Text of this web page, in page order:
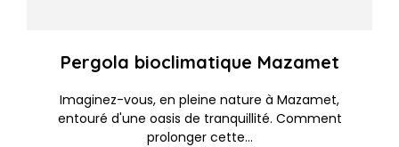
Pergola bioclimatique Mazamet
Imaginez-vous, en pleine nature à Mazamet,
entouré d'une oasis de tranquillité. Comment
prolonger cette...